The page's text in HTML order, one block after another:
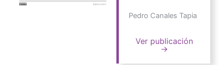
Pedro Canales Tapia
Ver publicación
→